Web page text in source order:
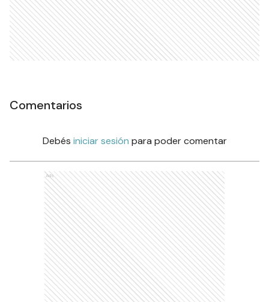
Comentarios
Debés iniciar sesión para poder comentar
Ads